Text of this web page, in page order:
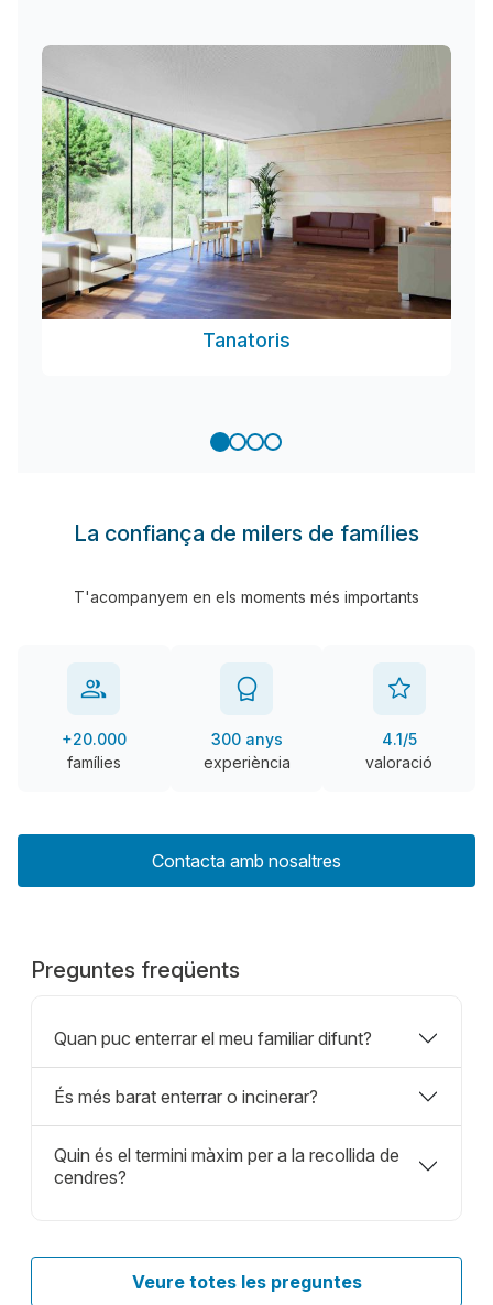
Tanatoris
La confiança de milers de famílies
T'acompanyem en els moments més importants
+20.000
famílies
300 anys
experiència
4.1/5
valoració
Contacta amb nosaltres
Preguntes freqüents
Quan puc enterrar el meu familiar difunt?
És més barat enterrar o incinerar?
Quin és el termini màxim per a la recollida de
cendres?
Veure totes les preguntes